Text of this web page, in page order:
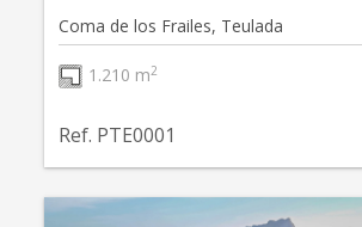
Coma de los Frailes, Teulada
1.210 m2
Ref. PTE0001